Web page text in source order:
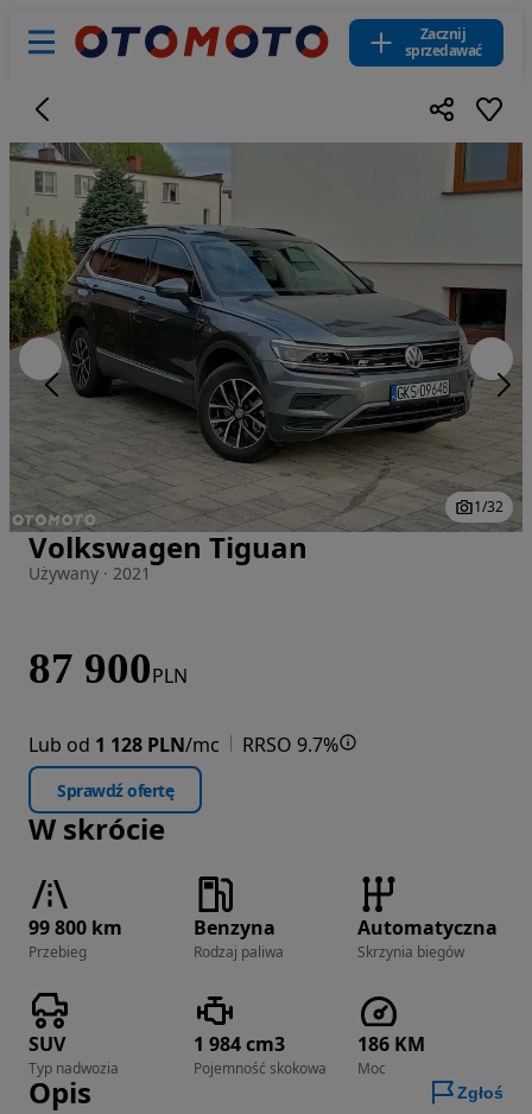
Zacznij
sprzedawać
Zdjęcie 1 z 32
1/32
Volkswagen Tiguan
Używany · 2021
87 900PLN
Lub od 1 128 PLN/mc RRSO 9.7%
Sprawdź ofertę
W skrócie
99 800 km
Przebieg
Benzyna
Rodzaj paliwa
Automatyczna
Skrzynia biegów
SUV
Typ nadwozia
1 984 cm3
Pojemność skokowa
186 KM
Moc
Opis Zgłoś